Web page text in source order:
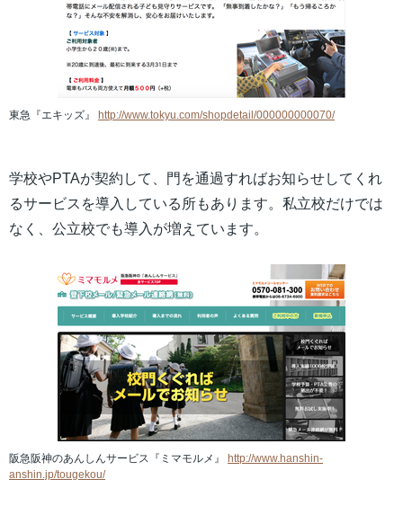
東急『エキッズ』 http://www.tokyu.com/shopdetail/000000000070/
学校やPTAが契約して、門を通過すればお知らせしてくれ
るサービスを導入している所もあります。私立校だけでは
なく、公立校でも導入が増えています。
阪急阪神のあんしんサービス『ミマモルメ』
http://www.hanshin-
anshin.jp/tougekou/